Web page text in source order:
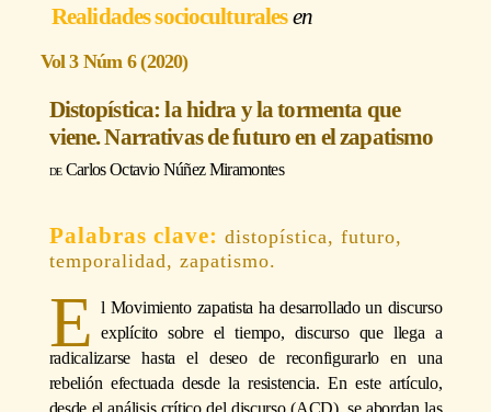
Realidades socioculturales
Vol 3 Núm 6 (2020)
Distopística: la hidra y la tormenta que
viene. Narrativas de futuro en el zapatismo
Carlos Octavio Núñez Miramontes
distopística, futuro,
temporalidad, zapatismo.
E
l Movimiento zapatista ha desarrollado un discurso
explícito sobre el tiempo, discurso que llega a
radicalizarse hasta el deseo de reconfigurarlo en una
rebelión efectuada desde la resistencia. En este artículo,
desde el análisis crítico del discurso (ACD), se abordan las